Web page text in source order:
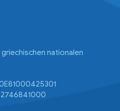
nationalen